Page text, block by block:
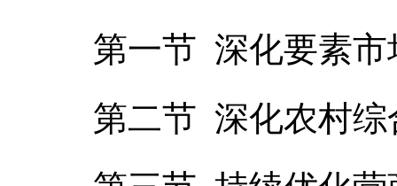
第一节 深化要素市
第二节 深化农村综